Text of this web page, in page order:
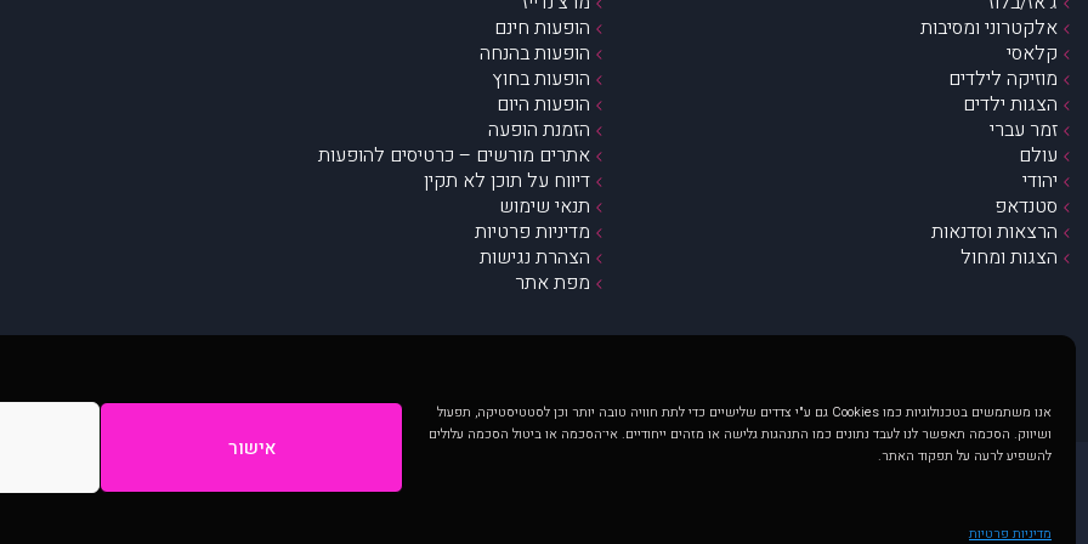
אנו משתמשים בטכנולוגיות כמו Cookies גם ע"י צדדים שלישיים כדי לתת חוויה טובה יותר וכן לסטטיסטיקה, תפעול
ושיווק. הסכמה תאפשר לנו לעבד נתונים כמו התנהגות גלישה או מזהים ייחודיים. אי־הסכמה או ביטול הסכמה עלולים
להשפיע לרעה על תפקוד האתר.
אישור
מדיניות פרטיות
אלקטרוני ומסיבות
קלאסי
מוזיקה לילדים
הצגות ילדים
זמר עברי
עולם
יהודי
סטנדאפ
הרצאות וסדנאות
הצגות ומחול
הופעות חינם
הופעות בהנחה
הופעות בחוץ
הופעות היום
הזמנת הופעה
אתרים מורשים – כרטיסים להופעות
דיווח על תוכן לא תקין
תנאי שימוש
מדיניות פרטיות
הצהרת נגישות
מפת אתר